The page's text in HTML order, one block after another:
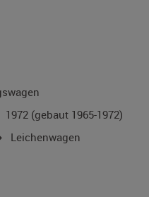
1972 (gebaut 1965-1972)
Leichenwagen